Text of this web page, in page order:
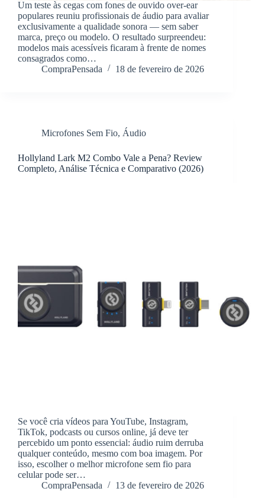
Um teste às cegas com fones de ouvido over-ear
populares reuniu profissionais de áudio para avaliar
exclusivamente a qualidade sonora — sem saber
marca, preço ou modelo. O resultado surpreendeu:
modelos mais acessíveis ficaram à frente de nomes
consagrados como…
CompraPensada
18 de fevereiro de 2026
Microfones Sem Fio, Áudio
Hollyland Lark M2 Combo Vale a Pena? Review
Completo, Análise Técnica e Comparativo (2026)
Se você cria vídeos para YouTube, Instagram,
TikTok, podcasts ou cursos online, já deve ter
percebido um ponto essencial: áudio ruim derruba
qualquer conteúdo, mesmo com boa imagem. Por
isso, escolher o melhor microfone sem fio para
celular pode ser…
CompraPensada
13 de fevereiro de 2026